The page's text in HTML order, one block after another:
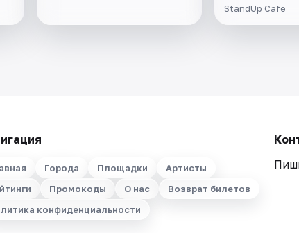
StandUp Cafe
Города Площадки
Артисты
Промокоды О нас
Возврат билетов
конфиденциальности